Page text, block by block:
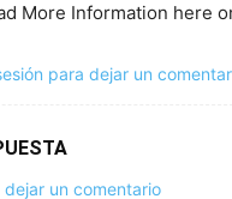
More Information here
para dejar un
un comentario